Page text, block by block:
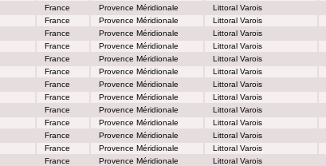
France Provence Méridionale Littoral Varois
France Provence Méridionale Littoral Varois
France Provence Méridionale Littoral Varois
France Provence Méridionale Littoral Varois
France Provence Méridionale Littoral Varois
France Provence Méridionale Littoral Varois
France Provence Méridionale Littoral Varois
France Provence Méridionale Littoral Varois
France Provence Méridionale Littoral Varois
France Provence Méridionale Littoral Varois
France Provence Méridionale Littoral Varois
France Provence Méridionale Littoral Varois
France Provence Méridionale Littoral Varois